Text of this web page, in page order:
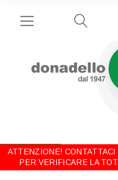
ATTENZIONE!
PER VERIFICARE LA